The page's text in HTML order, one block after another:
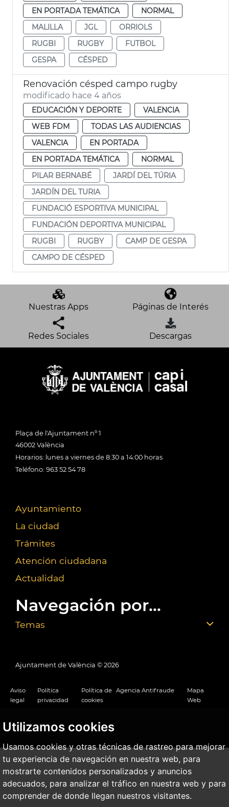
Utilizamos cookies
Usamos cookies y otras técnicas de rastreo para mejorar
tu experiencia de navegación en nuestra web, para
mostrarte contenidos personalizados y anuncios
adecuados, para analizar el tráfico en nuestra web y para
comprender de donde llegan nuestros visitantes.
EN PORTADA TEMÁTICA
NORMAL
MALILLA
JGL
ORRIOLS
RUGBI
RUGBY
FUTBOL
GESPA
CÉSPED
Renovación césped campo rugby
modificado hace 4 años
EDUCACIÓN Y DEPORTE
VALENCIA
WEB FDM
TODAS LAS AUDIENCIAS
VALENCIA
EN PORTADA
EN PORTADA TEMÁTICA
NORMAL
PILAR BERNABÉ
JARDÍ DEL TÚRIA
JARDÍN DEL TURIA
FUNDACIÓ ESPORTIVA MUNICIPAL
FUNDACIÓN DEPORTIVA MUNICIPAL
RUGBI
RUGBY
CAMP DE GESPA
CAMPO DE CÉSPED
Nuestras Apps Páginas de Interés
Redes Sociales Descargas
Plaça de l'Ajuntament nº 1
46002 València
Horarios: lunes a viernes de 8:30 a 14:00 horas
Teléfono: 963 52 54 78
Ayuntamiento
La ciudad
Trámites
Atención ciudadana
Actualidad
Navegación por...
Temas
Ajuntament de València © 2026
Aviso
legal
Política
privacidad
Política de
cookies
Agencia Antifraude
Mapa
Web